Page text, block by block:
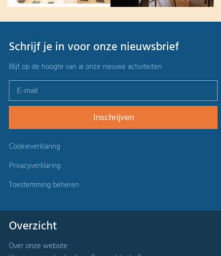
Schrijf je in voor onze nieuwsbrief
Blijf op de hoogte van al onze nieuwe activiteiten
Cookieverklaring
Privacyverklaring
Toestemming beheren
Overzicht
Over onze website